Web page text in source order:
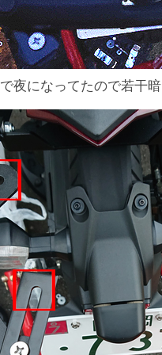
で夜になってたので若干